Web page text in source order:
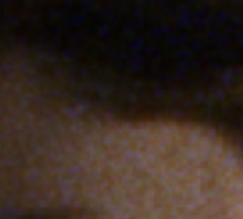
FR EN DE
Emplois
Soumissions
Archives